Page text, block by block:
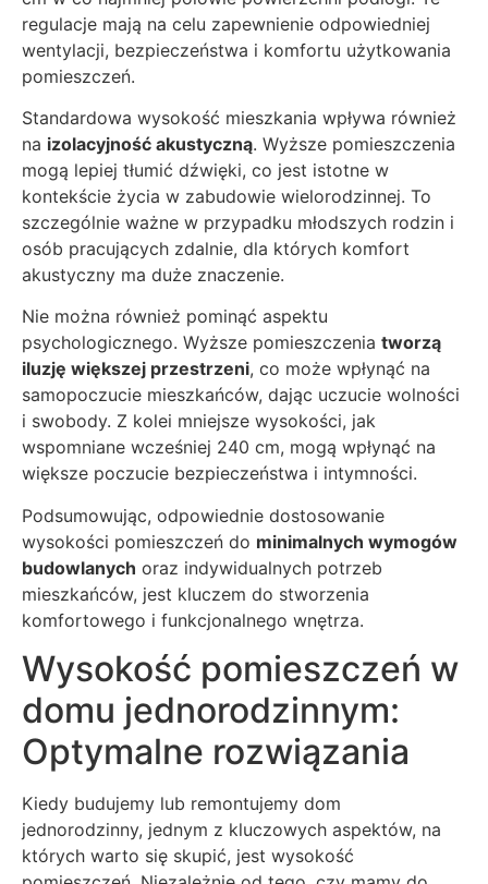
regulacje mają na celu zapewnienie odpowiedniej
wentylacji, bezpieczeństwa i komfortu użytkowania
pomieszczeń.
Standardowa wysokość mieszkania wpływa również
na izolacyjność akustyczną. Wyższe pomieszczenia
mogą lepiej tłumić dźwięki, co jest istotne w
kontekście życia w zabudowie wielorodzinnej. To
szczególnie ważne w przypadku młodszych rodzin i
osób pracujących zdalnie, dla których komfort
akustyczny ma duże znaczenie.
Nie można również pominąć aspektu
psychologicznego. Wyższe pomieszczenia tworzą
iluzję większej przestrzeni, co może wpłynąć na
samopoczucie mieszkańców, dając uczucie wolności
i swobody. Z kolei mniejsze wysokości, jak
wspomniane wcześniej 240 cm, mogą wpłynąć na
większe poczucie bezpieczeństwa i intymności.
Podsumowując, odpowiednie dostosowanie
wysokości pomieszczeń do minimalnych wymogów
budowlanych oraz indywidualnych potrzeb
mieszkańców, jest kluczem do stworzenia
komfortowego i funkcjonalnego wnętrza.
Wysokość pomieszczeń w
domu jednorodzinnym:
Optymalne rozwiązania
Kiedy budujemy lub remontujemy dom
jednorodzinny, jednym z kluczowych aspektów, na
których warto się skupić, jest wysokość